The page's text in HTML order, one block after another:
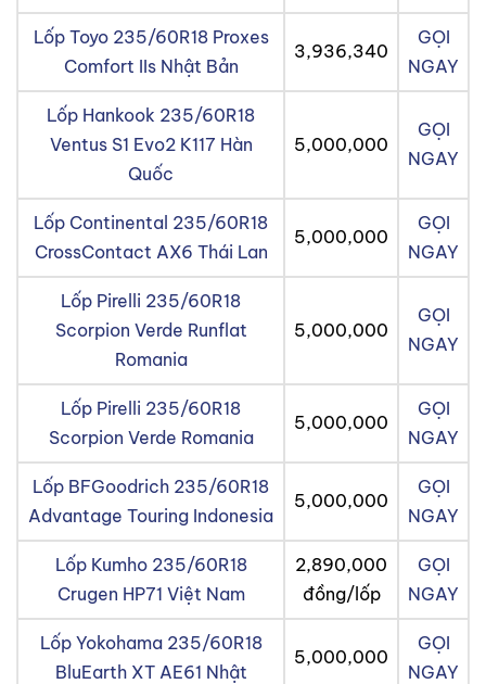
Lốp Toyo 235/60R18 Proxes
Comfort IIs Nhật Bản
3,936,340
GỌI
NGAY
Lốp Hankook 235/60R18
Ventus S1 Evo2 K117 Hàn
Quốc
5,000,000
GỌI
NGAY
Lốp Continental 235/60R18
CrossContact AX6 Thái Lan
5,000,000
GỌI
NGAY
Lốp Pirelli 235/60R18
Scorpion Verde Runflat
Romania
5,000,000
GỌI
NGAY
Lốp Pirelli 235/60R18
Scorpion Verde Romania
5,000,000
GỌI
NGAY
Lốp BFGoodrich 235/60R18
Advantage Touring Indonesia
5,000,000
GỌI
NGAY
Lốp Kumho 235/60R18
Crugen HP71 Việt Nam
2,890,000
đồng/lốp
GỌI
NGAY
Lốp Yokohama 235/60R18
BluEarth XT AE61 Nhật
5,000,000
GỌI
NGAY